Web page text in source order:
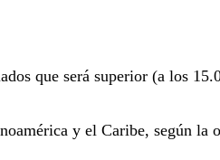
que será superior (a los
y el Caribe, según la